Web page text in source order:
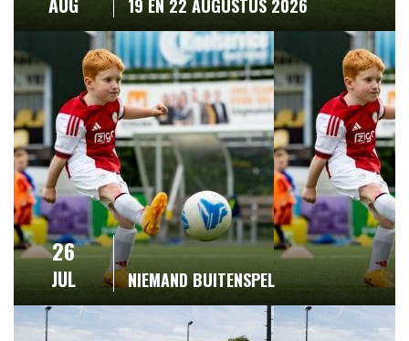
19 EN 22 AUGUSTUS 2026
26
JUL NIEMAND BUITENSPEL